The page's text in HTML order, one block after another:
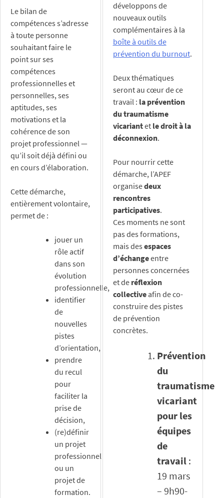
Le bilan de
compétences s’adresse
à toute personne
souhaitant faire le
point sur ses
compétences
professionnelles et
personnelles, ses
aptitudes, ses
motivations et la
cohérence de son
projet professionnel —
qu’il soit déjà défini ou
en cours d’élaboration.
Cette démarche,
entièrement volontaire,
permet de :
jouer un
rôle actif
dans son
évolution
professionnelle,
identifier
de
nouvelles
pistes
d’orientation,
prendre
du recul
pour
faciliter la
prise de
décision,
(re)définir
un projet
professionnel
ou un
projet de
formation.
développons de
nouveaux outils
complémentaires à la
boîte à outils de
prévention du burnout.
Deux thématiques
seront au cœur de ce
travail : la prévention
du traumatisme
vicariantet le droit à la
déconnexion.
Pour nourrir cette
démarche, l’APEF
organisedeux
rencontres
participatives.
Ces moments ne sont
pas des formations,
mais des espaces
d’échangeentre
personnes concernées
et de réflexion
collectiveafin de co-
construire des pistes
de prévention
concrètes.
Prévention
du
traumatisme
vicariant
pour les
équipes
de
travail :
19 mars
– 9h90-